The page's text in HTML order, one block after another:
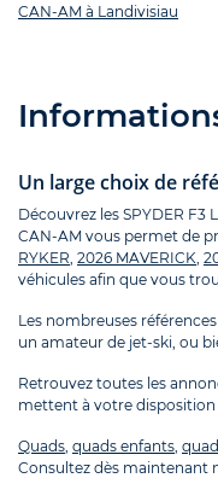
CAN-AM à Landivisiau
Un large choix de
Découvrez les SPYDER
CAN-AM vous permet de
RYKER 2026 MAVERICK
véhicules afin que vous
Les nombreuses
un amateur de jet-ski, ou
Retrouvez toutes les
mettent à votre disposition
Quads quads enfants
Consultez dès maintenant